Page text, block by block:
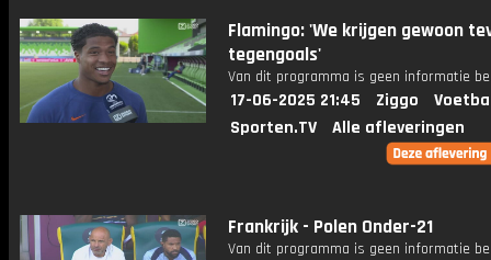
Flamingo: 'We krijgen gewoon
tegengoals'
Van dit programma is geen informatie
17-06-2025 21:45 Ziggo
Sporten.TV
Alle afleveringen
Frankrijk - Polen Onder-21
Van dit programma is geen informatie